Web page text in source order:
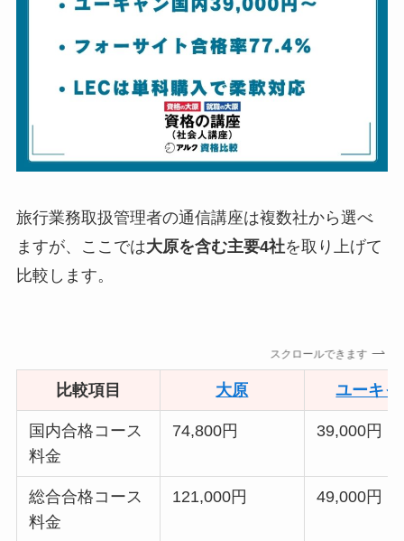
旅行業務取扱管理者の通信講座は複数社から選べ
ますが、ここでは大原を含む主要4社を取り上げて
比較します。
スクロールできます
比較項目 大原 ユーキャ
国内合格コース
料金
74,800円 39,000円
総合合格コース
料金
121,000円 49,000円